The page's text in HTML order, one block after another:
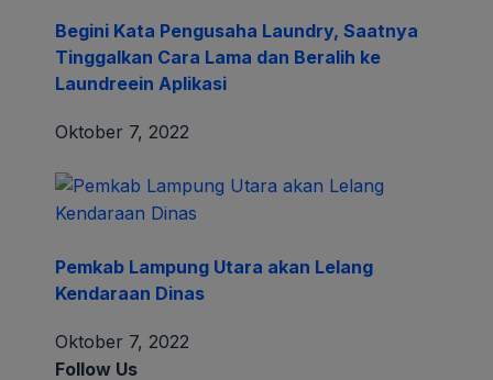
Begini Kata Pengusaha Laundry, Saatnya
Tinggalkan Cara Lama dan Beralih ke
Laundreein Aplikasi
Oktober 7, 2022
Pemkab Lampung Utara akan Lelang
Kendaraan Dinas
Oktober 7, 2022
Follow Us